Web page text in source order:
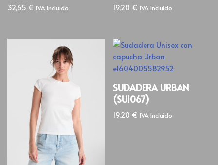
32,65 € IVA Incluido 19,20€ IVA Incluido
SUDADERA URBAN
(SU1067)
19,20€ IVA Incluido